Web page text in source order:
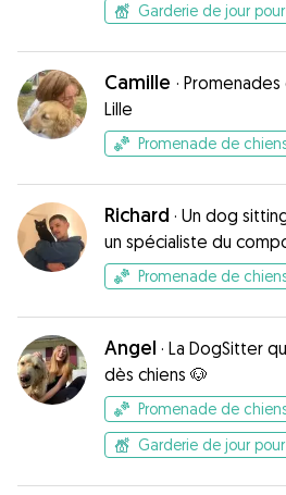
Garderie de jour
Camille ·
Lille
Promenade de
Richard · Un dog
un spécialiste du
Promenade de
Angel · La DogSitter
dès chiens 🐶
Promenade de
Garderie de jour